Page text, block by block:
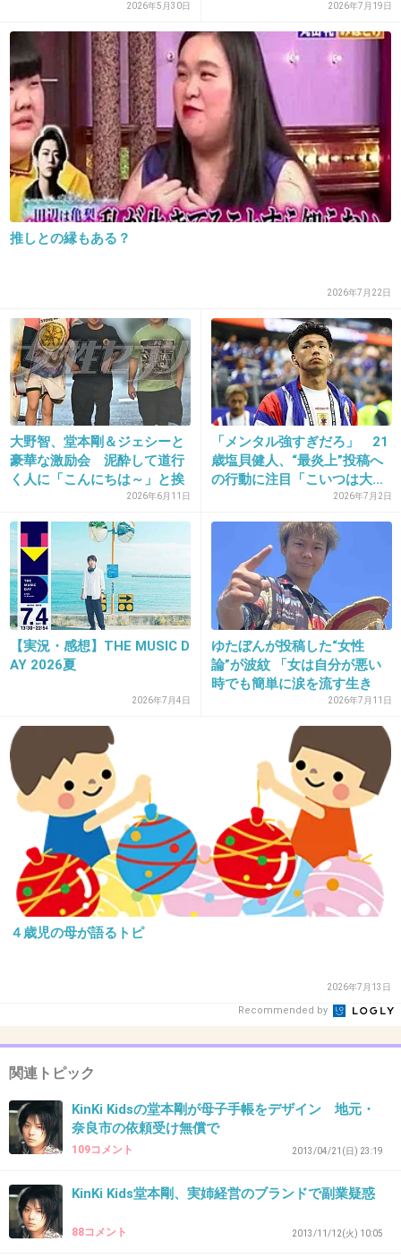
自分の悪口言うなってことじゃなくて
自分のファンを思ってのことでしょうね剛く
ん。
+527
30. 匿名2016/01/06(水) 13:51:42
光一が言えばいいのに
-23
31. 匿名2016/01/06(水) 13:52:02
よっぽど醜い争いがあると想像…
+308 -5
32. 匿名2016/01/06(水) 13:52:50
キンキファン、迷惑がられてる(笑)
+261 -11
2016/01/06(水) 13:52:56
本人たちは仲悪くないのにね
剛の悪口言われるの辛かったんだろうな
-12
2016/01/06(水) 13:53:30
>>26
嵐だけじゃなくジャニヲタ全部に言えるわ
SMAPファンにだって言えるよ
る身としては何処のファンもマナー悪すぎる。
ジャニーズだけじゃないけどな
+332 -20
35. 匿名2016/01/06(水) 13:53:30
>>18
自分も剛が言ったところで何も変わらないと思
う。嫌いな人何言っても無駄だもんね。
しかし何故こんなにヲタ同士対立してるの？
2026年5月30日 2026年7月19日
推しとの縁もある？
2026年7月22日
大野智、堂本剛＆ジェシーと
豪華な激励会 泥酔して道行
く人に「こんにちは～」と挨
2026年6月11日
「メンタル強すぎだろ」 21
歳塩貝健人、“最炎上”投稿へ
の行動に注目「こいつは大...
2026年7月2日
【実況・感想】THE MUSIC D
AY 2026夏
2026年7月4日
ゆたぼんが投稿した“女性
論”が波紋 「女は自分が悪い
時でも簡単に涙を流す生き
2026年7月11日
４歳児の母が語るトピ
2026年7月13日
Recommended by
関連トピック
KinKi Kidsの堂本剛が母子手帳をデザイン 地元・
奈良市の依頼受け無償で
109コメント 2013/04/21(日) 23:19
KinKi Kids堂本剛、実姉経営のブランドで副業疑惑
88コメント 2013/11/12(火) 10:05